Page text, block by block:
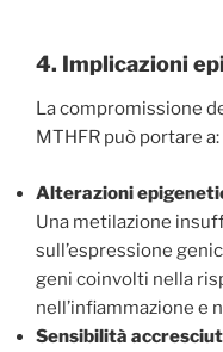
4. Implicazioni
La compromissione
MTHFR può portare a:
Alterazioni
Una metilazione
sull’espressione
geni coinvolti nella
nell’infiammazione e
Sensibilità